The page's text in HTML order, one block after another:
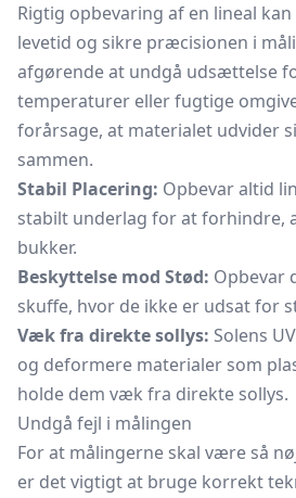
Rigtig opbevaring af en lineal
levetid og sikre præcisionen i
afgørende at undgå udsættelse
temperaturer eller fugtige
forårsage, at materialet udvider
sammen.
Stabil Placering: Opbevar altid
stabilt underlag for at forhindre,
bukker.
Beskyttelse mod Stød: Opbevar
skuffe, hvor de ikke er udsat for
Væk fra direkte sollys: Solens
og deformere materialer som
holde dem væk fra direkte sollys.
Undgå fejl i målingen
For at målingerne skal være så
er det vigtigt at bruge korrekt